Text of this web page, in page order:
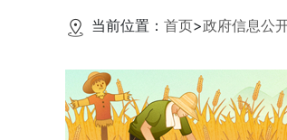
当前位置： 首页>政府信息公